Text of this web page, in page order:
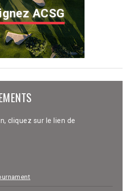
ACSG
cliquez sur le lien de